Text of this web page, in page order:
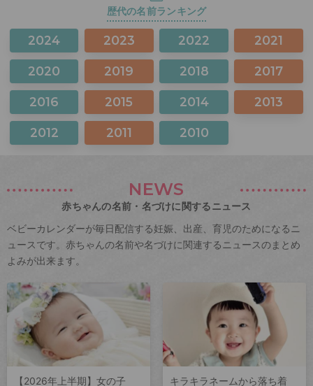
歴代の名前ランキング
2024 2023 2022 2021
2020 2019 2018 2017
2016 2015 2014 2013
2012 2011 2010
NEWS
赤ちゃんの名前・名づけに関するニュース
ベビーカレンダーが毎日配信する妊娠、出産、育児のためになるニ
ュースです。赤ちゃんの名前や名づけに関連するニュースのまとめ
よみが出来ます。
【2026年上半期】女の子
キラキラネームから落ち着